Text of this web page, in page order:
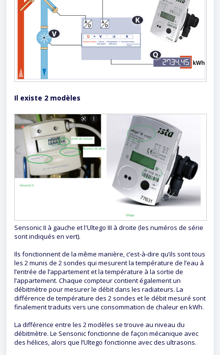
Il existe 2 modèles
Sensonic II à gauche et l'Ultego III à droite (les numéros de série
sont indiqués en vert).
Ils fonctionnent de la même manière, c’est-à-dire qu’ils sont tous
les 2 munis de 2 sondes qui mesurent la température de l’eau à
l’entrée de l’appartement et la température à la sortie de
l’appartement. Chaque compteur contient également un
débitmètre pour mesurer le débit dans les radiateurs. La
différence de température des 2 sondes et le débit mesuré sont
finalement traduits vers une consommation de chaleur en kWh.
La différence entre les 2 modèles se trouve au niveau du
débitmètre. Le Sensonic fonctionne de façon mécanique avec
des hélices, alors que l’Ultego fonctionne avec des ultrasons.